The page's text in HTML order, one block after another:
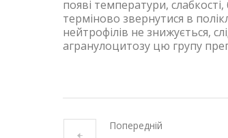
появі температури,
терміново звернутися в
нейтрофілів не знижується,
агранулоцитозу цю групу
Попередній